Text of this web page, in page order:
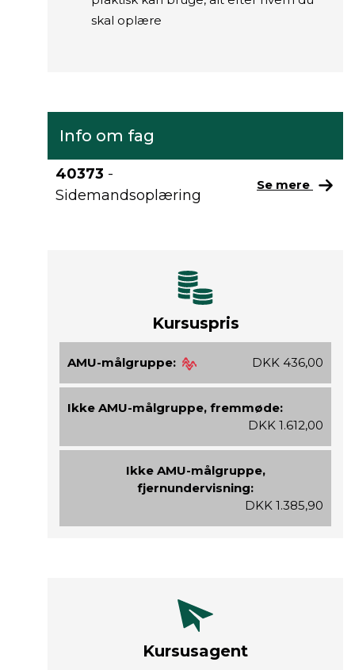
skal oplære
Info om fag
40373 -
Sidemandsoplæring
Se mere
Kursuspris
AMU-målgruppe: DKK 436,00
Ikke AMU-målgruppe, fremmøde:
DKK 1.612,00
Ikke AMU-målgruppe,
fjernundervisning:
DKK 1.385,90
Kursusagent